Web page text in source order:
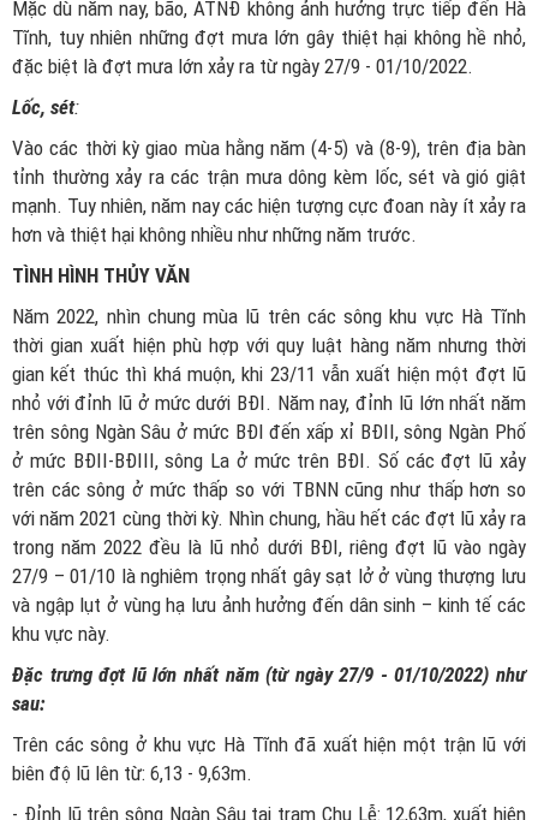
Mặc dù năm nay, bão, ATNĐ không ảnh hưởng trực tiếp đến Hà
Tĩnh, tuy nhiên những đợt mưa lớn gây thiệt hại không hề nhỏ,
đặc biệt là đợt mưa lớn xảy ra từ ngày 27/9 - 01/10/2022.
Lốc, sét:
Vào các thời kỳ giao mùa hằng năm (4-5) và (8-9), trên địa bàn
tỉnh thường xảy ra các trận mưa dông kèm lốc, sét và gió giật
mạnh. Tuy nhiên, năm nay các hiện tượng cực đoan này ít xảy ra
hơn và thiệt hại không nhiều như những năm trước.
TÌNH HÌNH THỦY VĂN
Năm 2022, nhìn chung mùa lũ trên các sông khu vực Hà Tĩnh
thời gian xuất hiện phù hợp với quy luật hàng năm nhưng thời
gian kết thúc thì khá muộn, khi 23/11 vẫn xuất hiện một đợt lũ
nhỏ với đỉnh lũ ở mức dưới BĐI. Năm nay, đỉnh lũ lớn nhất năm
trên sông Ngàn Sâu ở mức BĐI đến xấp xỉ BĐII, sông Ngàn Phố
ở mức BĐII-BĐIII, sông La ở mức trên BĐI. Số các đợt lũ xảy
trên các sông ở mức thấp so với TBNN cũng như thấp hơn so
với năm 2021 cùng thời kỳ. Nhìn chung, hầu hết các đợt lũ xảy ra
trong năm 2022 đều là lũ nhỏ dưới BĐI, riêng đợt lũ vào ngày
27/9 – 01/10 là nghiêm trọng nhất gây sạt lở ở vùng thượng lưu
và ngập lụt ở vùng hạ lưu ảnh hưởng đến dân sinh – kinh tế các
khu vực này.
Đặc trưng đợt lũ lớn nhất năm (từ ngày 27/9 - 01/10/2022) như
sau:
Trên các sông ở khu vực Hà Tĩnh đã xuất hiện một trận lũ với
biên độ lũ lên từ: 6,13 - 9,63m.
- Đỉnh lũ trên sông Ngàn Sâu tại trạm Chu Lễ: 12,63m, xuất hiện